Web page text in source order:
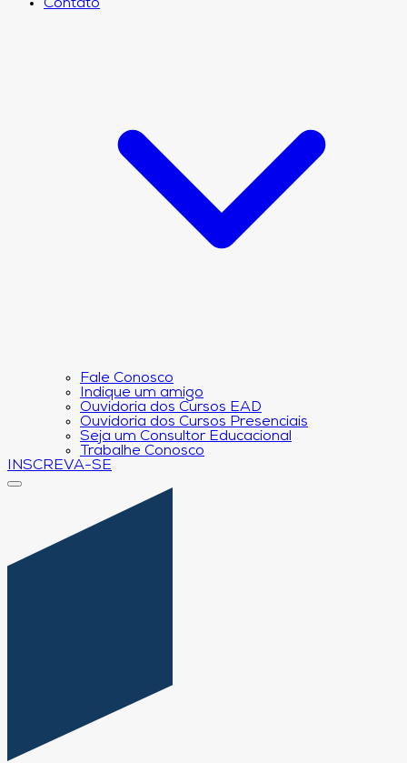
Contato
Fale Conosco
Indique um amigo
Ouvidoria dos Cursos EAD
Ouvidoria dos Cursos Presenciais
Seja um Consultor Educacional
Trabalhe Conosco
INSCREVA-SE